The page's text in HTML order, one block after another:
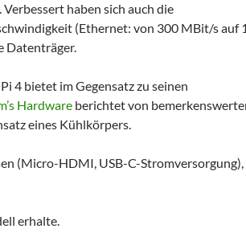
haben sich auch die
(Ethernet: von 300 MBit/s auf
Datenträger.
4 bietet im Gegensatz zu seinen
Hardwareberichtet von
eines Kühlkörpers.
(Micro-HDMI, USB-C-Stromversorgung),
erhalte.